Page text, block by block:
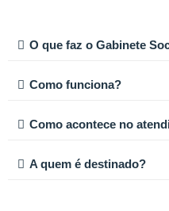
O que faz o Gabinete
Como funciona?
Como acontece no
A quem é destinado?